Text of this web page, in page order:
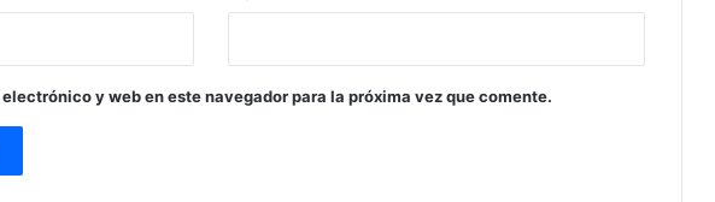
y web en este navegador para la próxima vez que comente.